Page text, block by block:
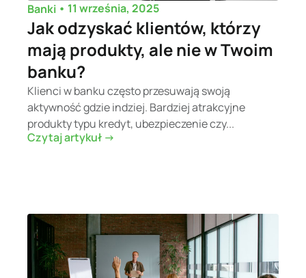
Banki • 11 września, 2025
Jak odzyskać klientów, którzy
mają produkty, ale nie w Twoim
banku?
Klienci w banku często przesuwają swoją
aktywność gdzie indziej. Bardziej atrakcyjne
produkty typu kredyt, ubezpieczenie czy...
Czytaj artykuł ->